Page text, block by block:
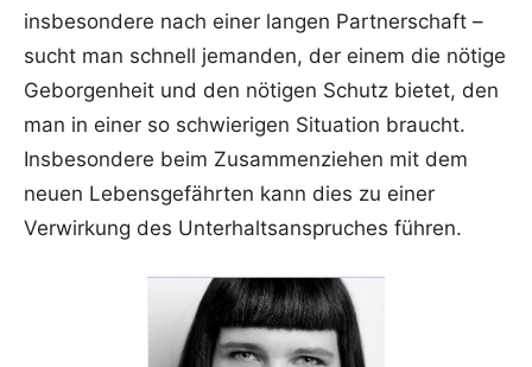
insbesondere nach einer langen Partnerschaft –
sucht man schnell jemanden, der einem die nötige
Geborgenheit und den nötigen Schutz bietet, den
man in einer so schwierigen Situation braucht.
Insbesondere beim Zusammenziehen mit dem
neuen Lebensgefährten kann dies zu einer
Verwirkung des Unterhaltsanspruches führen.